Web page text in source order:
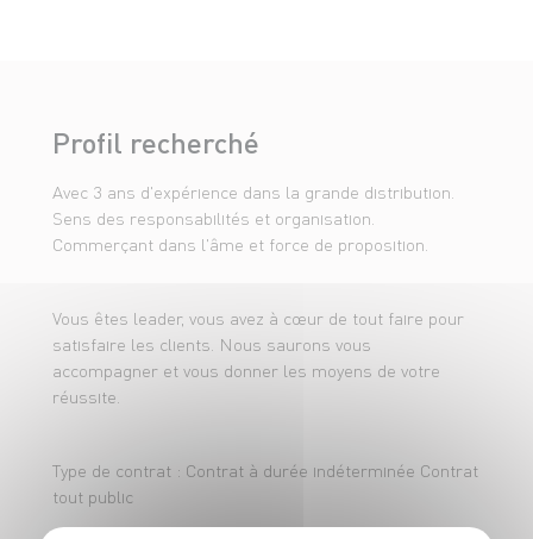
rigoureuse, une application des concepts
d'animations commerciales. En
autonomie sur votre rayon, chaque jour,
vous vous engagez avec votre équipe à
qualité et une offre produit adaptée.
Profil recherché
Avec 3 ans d'expérience dans la grande distribution.
Sens des responsabilités et organisation.
Commerçant dans l'âme et force de proposition.
Vous êtes leader, vous avez à cœur de tout faire pour
satisfaire les clients. Nous saurons vous
accompagner et vous donner les moyens de votre
réussite.
Type de contrat : Contrat à durée indéterminée Contrat
tout public